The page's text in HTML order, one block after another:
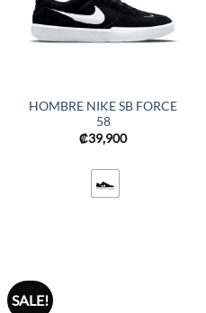
HOMBRE NIKE SB FORCE
58
₡39,900
SALE!